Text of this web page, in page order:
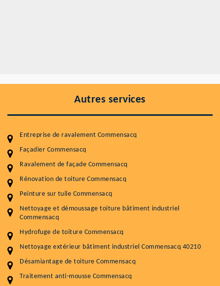
Autres services
Entreprise de ravalement Commensacq
Façadier Commensacq
Ravalement de façade Commensacq
Rénovation de toiture Commensacq
Peinture sur tuile Commensacq
Nettoyage et démoussage toiture bâtiment industriel
Commensacq
Hydrofuge de toiture Commensacq
Nettoyage extérieur bâtiment industriel Commensacq 40210
Désamiantage de toiture Commensacq
Traitement anti-mousse Commensacq
Entretenir votre toiture, c'est préserver sa
durabilité
Service
Nettoyageb toiture
Démoussage toiture